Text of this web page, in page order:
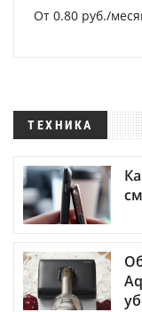
От 0.80 руб./
ТЕХНИКА